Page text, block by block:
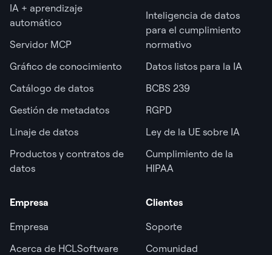
IA + aprendizaje
automático
Servidor MCP
Gráfico de conocimiento
Catálogo de datos
Gestión de metadatos
Linaje de datos
Productos y contratos de
datos
Inteligencia de datos
para el cumplimiento
normativo
Datos listos para la IA
BCBS 239
RGPD
Ley de la UE sobre IA
Cumplimiento de la
HIPAA
Empresa
Empresa
Acerca de HCLSoftware
Clientes
Soporte
Comunidad